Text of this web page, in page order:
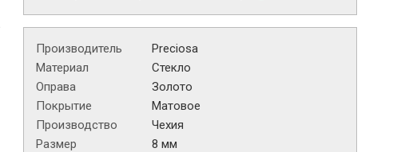
Производитель
Preciosa
Материал
Стекло
Оправа
Золото
Покрытие
Матовое
Производство
Чехия
Размер
8 мм